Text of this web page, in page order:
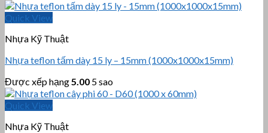
Quick View
Nhựa Kỹ Thuật
Nhựa teflon tấm dày 15 ly – 15mm (1000x1000x15mm)
Được xếp hạng5.00 5 sao
Quick View
Nhựa Kỹ Thuật